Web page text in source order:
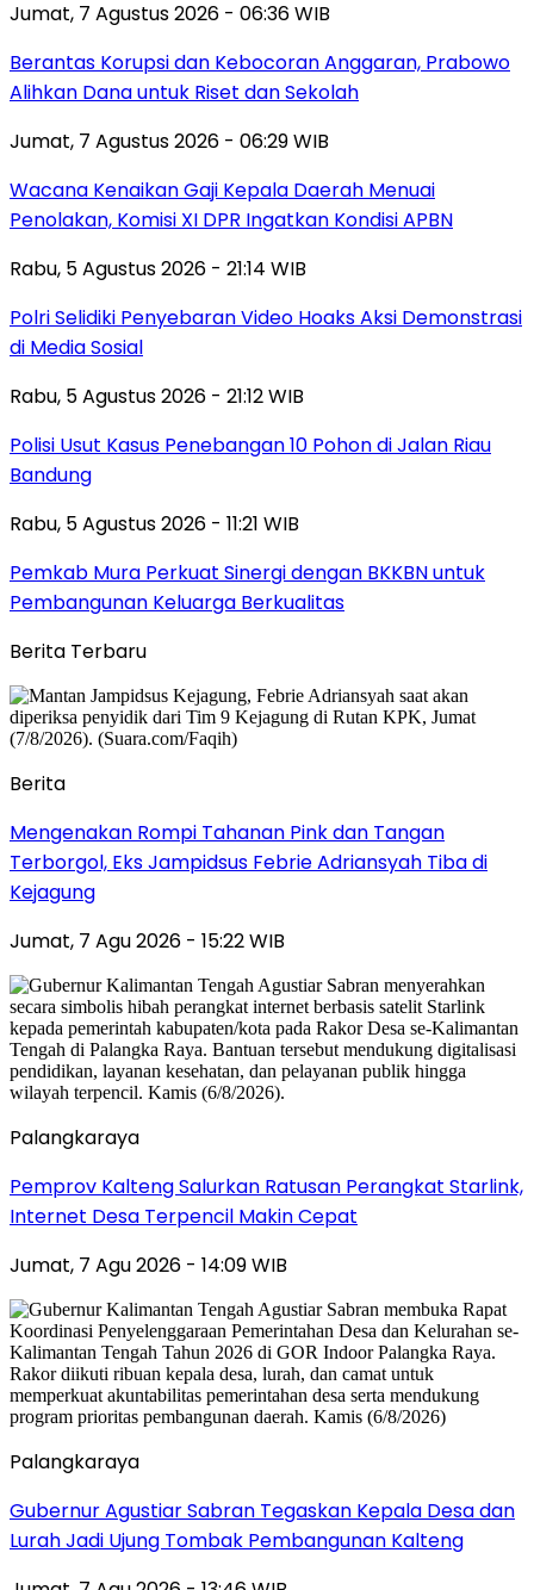
Jumat, 7 Agustus 2026 - 06:36 WIB
Berantas Korupsi dan Kebocoran Anggaran, Prabowo
Alihkan Dana untuk Riset dan Sekolah
Jumat, 7 Agustus 2026 - 06:29 WIB
Wacana Kenaikan Gaji Kepala Daerah Menuai
Penolakan, Komisi XI DPR Ingatkan Kondisi APBN
Rabu, 5 Agustus 2026 - 21:14 WIB
Polri Selidiki Penyebaran Video Hoaks Aksi Demonstrasi
di Media Sosial
Rabu, 5 Agustus 2026 - 21:12 WIB
Polisi Usut Kasus Penebangan 10 Pohon di Jalan Riau
Bandung
Rabu, 5 Agustus 2026 - 11:21 WIB
Pemkab Mura Perkuat Sinergi dengan BKKBN untuk
Pembangunan Keluarga Berkualitas
Berita Terbaru
Berita
Mengenakan Rompi Tahanan Pink dan Tangan
Terborgol, Eks Jampidsus Febrie Adriansyah Tiba di
Kejagung
Jumat, 7 Agu 2026 - 15:22 WIB
Palangkaraya
Pemprov Kalteng Salurkan Ratusan Perangkat Starlink,
Internet Desa Terpencil Makin Cepat
Jumat, 7 Agu 2026 - 14:09 WIB
Palangkaraya
Gubernur Agustiar Sabran Tegaskan Kepala Desa dan
Lurah Jadi Ujung Tombak Pembangunan Kalteng